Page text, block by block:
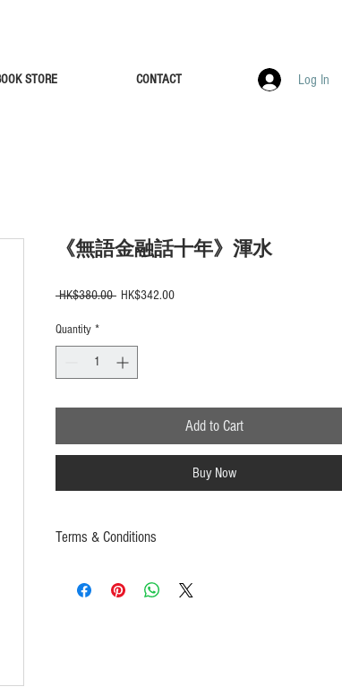
STORE CONTACT Log In
《無語金融話十年》渾水
HK$380.00 Regular
HK$342.00Sale
Quantity *
Add to Cart
Buy Now
Terms & Conditions
Orders will be processed within 5 working days